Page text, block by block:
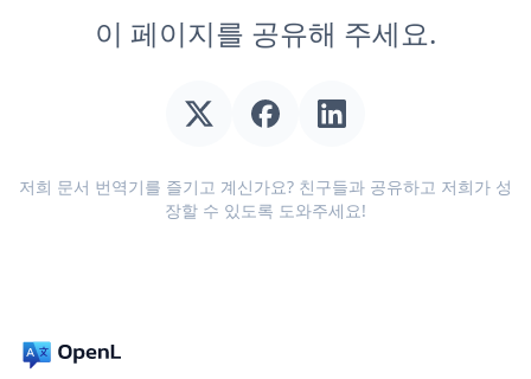
이 페이지를 공유해 주세요.
저희 문서 번역기를 즐기고 계신가요? 친구들과 공유하고 저희가 성
장할 수 있도록 도와주세요!